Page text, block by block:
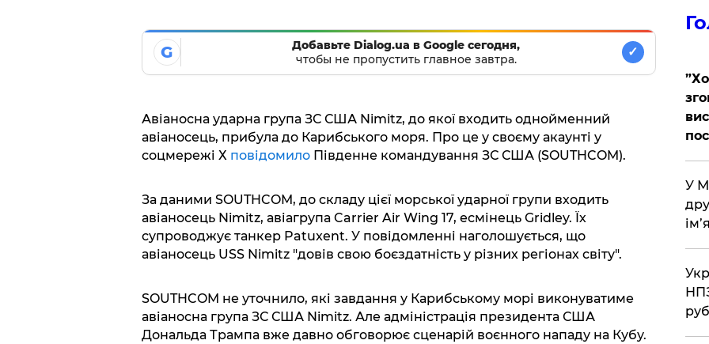
G
Добавьте Dialog.ua в Google сегодня,
чтобы не пропустить главное завтра.
✓
Авіаносна ударна група ЗС США Nimitz, до якої входить однойменний
авіаносець, прибула до Карибського моря. Про це у своєму акаунті у
соцмережі Х повідомилоПівденне командування ЗС США (SOUTHCOM).
За даними SOUTHCOM, до складу цієї морської ударної групи входить
авіаносець Nimitz, авіагрупа Carrier Air Wing 17, есмінець Gridley. Їх
супроводжує танкер Patuxent. У повідомленні наголошується, що
авіаносець USS Nimitz "довів свою боєздатність у різних регіонах світу".
SOUTHCOM не уточнило, які завдання у Карибському морі виконуватиме
авіаносна група ЗС США Nimitz. Але адміністрація президента США
Дональда Трампа вже давно обговорює сценарій воєнного нападу на Кубу.
​У
ім’я